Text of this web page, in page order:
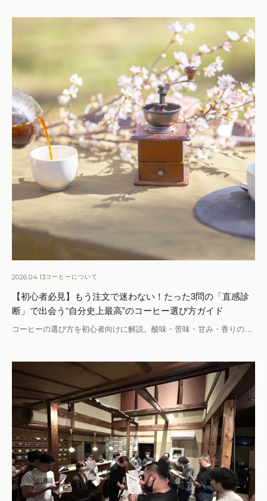
2026.04.13コーヒーについて
【初心者必見】もう注文で迷わない！たった3問の「直感診
断」で出会う“自分史上最高”のコーヒー選び方ガイド
コーヒーの選び方を初心者向けに解説。酸味・苦味・甘み・香りの…